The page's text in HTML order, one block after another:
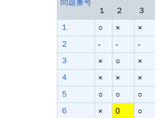
問題番号
１
２ ３
１
○ × ×
２
- - -
３
× ○ ×
４
× × ×
５
○ ○ ○
６
× 0 ○